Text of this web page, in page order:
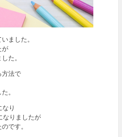
ました。
が
た。
方法で
。
り
なりましたが
です。